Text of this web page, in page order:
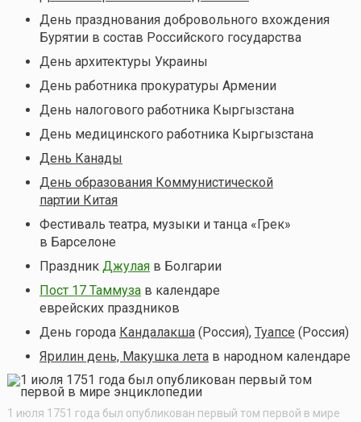
День празднования добровольного вхождения
Бурятии в состав Российского государства
День архитектуры Украины
День работника прокуратуры Армении
День налогового работника Кыргызстана
День медицинского работника Кыргызстана
День Канады
День образования Коммунистической
партии Китая
Фестиваль театра, музыки и танца «Грек»
в Барселоне
Праздник Джулаяв Болгарии
Пост 17 Таммузав календаре
еврейских праздников
День города Кандалакша(Россия), Туапсе (Россия)
Ярилин день, Макушка летав народном календаре
1 июля 1751 года был опубликован первый том первой в мире